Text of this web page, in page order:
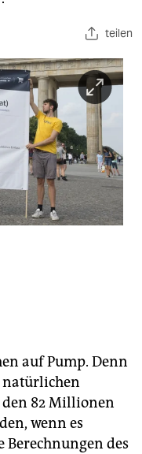
teilen
auf Pump. Denn
natürlichen
82 Millionen
wenn es
Berechnungen des